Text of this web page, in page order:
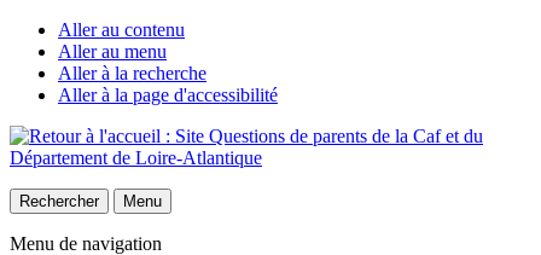
Aller au contenu
Aller au menu
Aller à la recherche
Aller à la page d'accessibilité
Rechercher Menu
Menu de navigation